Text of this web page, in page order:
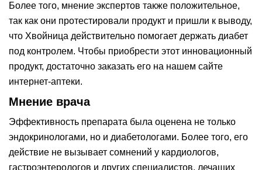
Более того, мнение экспертов также положительное,
так как они протестировали продукт и пришли к выводу,
что Хвойница действительно помогает держать диабет
под контролем. Чтобы приобрести этот инновационный
продукт, достаточно заказать его на нашем сайте
интернет-аптеки.
Мнение врача
Эффективность препарата была оценена не только
эндокринологами, но и диабетологами. Более того, его
действие не вызывает сомнений у кардиологов,
гастроэнтерологов и других специалистов, лечащих